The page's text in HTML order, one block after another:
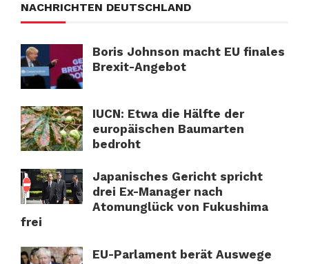
NACHRICHTEN DEUTSCHLAND
Boris Johnson macht EU finales
Brexit-Angebot
IUCN: Etwa die Hälfte der
europäischen Baumarten
bedroht
Japanisches Gericht spricht
drei Ex-Manager nach
Atomunglück von Fukushima
frei
EU-Parlament berät Auswege